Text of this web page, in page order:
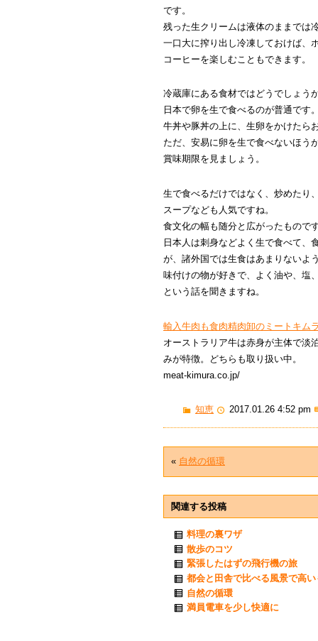
です。
残った生クリームは液体のままでは
一口大に搾り出し冷凍しておけば、
コーヒーを楽しむこともできます。
冷蔵庫にある食材ではどうでしょう
日本で卵を生で食べるのが普通です
牛丼や豚丼の上に、生卵をかけたら
ただ、安易に卵を生で食べないほう
賞味期限を見ましょう。
生で食べるだけではなく、炒めたり
スープなども人気ですね。
食文化の幅も随分と広がったもので
日本人は刺身などよく生で食べて、
が、諸外国では生食はあまりないよ
味付けの物が好きで、よく油や、塩
という話を聞きますね。
輸入牛肉も食肉精肉卸のミートキム
オーストラリア牛は赤身が主体で淡
みが特徴。どちらも取り扱い中。
meat-kimura.co.jp/
知恵 2017.01.26 4:52 pm
« 自然の循環
関連する投稿
料理の裏ワザ
散歩のコツ
緊張したはずの飛行機の旅
都会と田舎で比べる風景で高
自然の循環
満員電車を少し快適に